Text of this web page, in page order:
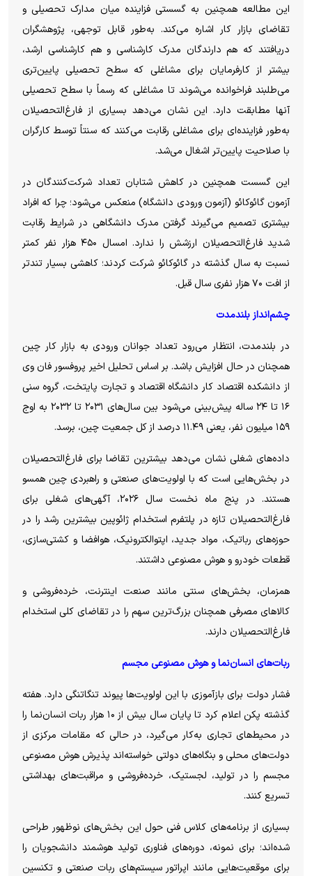
این مطالعه همچنین به گسستی فزاینده میان مدارک تحصیلی و
تقاضای بازار کار اشاره می‌کند. به‌طور قابل توجهی، پژوهشگران
دریافتند که هم دارندگان مدرک کارشناسی و هم کارشناسی ارشد،
بیشتر از کارفرمایان برای مشاغلی که سطح تحصیلی پایین‌تری
می‌طلبند فراخوانده می‌شوند تا مشاغلی که رسماً با سطح تحصیلی
آنها مطابقت دارد. این نشان می‌دهد بسیاری از فارغ‌التحصیلان
به‌طور فزاینده‌ای برای مشاغلی رقابت می‌کنند که سنتاً توسط کارگران
با صلاحیت پایین‌تر اشغال می‌شد.
این گسست همچنین در کاهش شتابان تعداد شرکت‌کنندگان در
آزمون گائوکائو (آزمون ورودی دانشگاه) منعکس می‌شود؛ چرا که افراد
بیشتری تصمیم می‌گیرند گرفتن مدرک دانشگاهی در شرایط رقابت
شدید فارغ‌التحصیلان ارزشش را ندارد. امسال ۴۵۰ هزار نفر کمتر
نسبت به سال گذشته در گائوکائو شرکت کردند؛ کاهشی بسیار تندتر
از افت ۷۰ هزار نفری سال قبل.
چشم‌انداز بلندمدت
در بلندمدت، انتظار می‌رود تعداد جوانان ورودی به بازار کار چین
همچنان در حال افزایش باشد. بر اساس تحلیل اخیر پروفسور فان وی
از دانشکده اقتصاد کار دانشگاه اقتصاد و تجارت پایتخت، گروه سنی
۱۶ تا ۲۴ ساله پیش‌بینی می‌شود بین سال‌های ۲۰۳۱ تا ۲۰۳۲ به اوج
۱۵۹ میلیون نفر، یعنی ۱۱.۴۹ درصد از کل جمعیت چین، برسد.
داده‌های شغلی نشان می‌دهد بیشترین تقاضا برای فارغ‌التحصیلان
در بخش‌هایی است که با اولویت‌های صنعتی و راهبردی چین همسو
هستند. در پنج ماه نخست سال ۲۰۲۶، آگهی‌های شغلی برای
فارغ‌التحصیلان تازه در پلتفرم استخدام ژائوپین بیشترین رشد را در
حوزه‌های رباتیک، مواد جدید، اپتوالکترونیک، هوافضا و کشتی‌سازی،
قطعات خودرو و هوش مصنوعی داشتند.
همزمان، بخش‌های سنتی مانند صنعت اینترنت، خرده‌فروشی و
کالا‌های مصرفی همچنان بزرگ‌ترین سهم را در تقاضای کلی استخدام
فارغ‌التحصیلان دارند.
ربات‌های انسان‌نما و هوش مصنوعی مجسم
فشار دولت برای بازآموزی با این اولویت‌ها پیوند تنگاتنگی دارد. هفته
گذشته پکن اعلام کرد تا پایان سال بیش از ۱۰ هزار ربات انسان‌نما را
در محیط‌های تجاری به‌کار می‌گیرد، در حالی که مقامات مرکزی از
دولت‌های محلی و بنگاه‌های دولتی خواسته‌اند پذیرش هوش مصنوعی
مجسم را در تولید، لجستیک، خرده‌فروشی و مراقبت‌های بهداشتی
تسریع کنند.
بسیاری از برنامه‌های کلاس فنی حول این بخش‌های نوظهور طراحی
شده‌اند؛ برای نمونه، دوره‌های فناوری تولید هوشمند دانشجویان را
برای موقعیت‌هایی مانند اپراتور سیستم‌های ربات صنعتی و تکنسین